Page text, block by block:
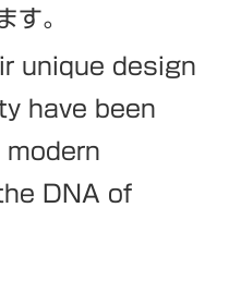
す。
unique design
have been
DNA of